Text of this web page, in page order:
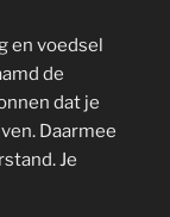
en voedsel
de
dat je
Daarmee
Je